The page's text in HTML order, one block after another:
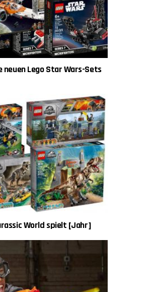
neuen Lego Star Wars-Sets
World spielt [Jahr]